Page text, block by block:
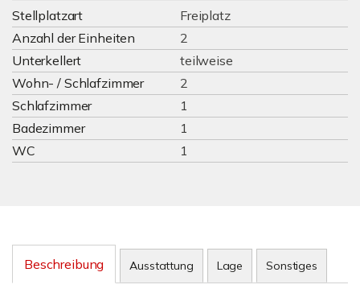
Stellplatzart
Freiplatz
Anzahl der Einheiten
2
Unterkellert
teilweise
Wohn- / Schlafzimmer
2
Schlafzimmer
1
Badezimmer
1
WC
1
Beschreibung Ausstattung Lage Sonstiges